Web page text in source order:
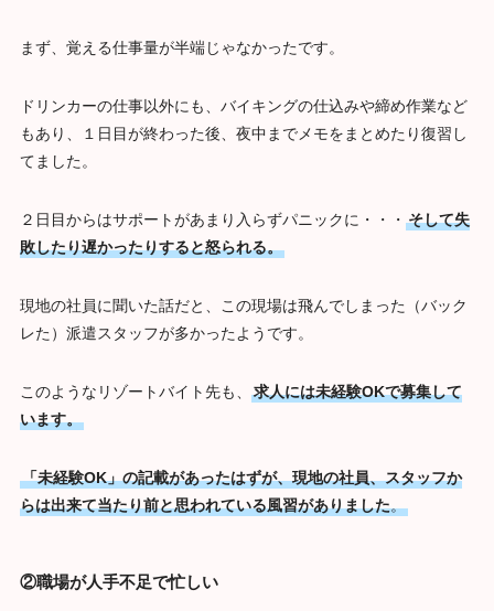
まず、覚える仕事量が半端じゃなかったです。
ドリンカーの仕事以外にも、バイキングの仕込みや締め作業など
もあり、１日目が終わった後、夜中までメモをまとめたり復習し
てました。
２日目からはサポートがあまり入らずパニックに・・・ そして失
敗したり遅かったりすると怒られる。
現地の社員に聞いた話だと、この現場は飛んでしまった（バック
レた）派遣スタッフが多かったようです。
このようなリゾートバイト先も、
求人には未経験OKで募集して
います。
「未経験OK」の記載があったはずが、現地の社員、スタッフか
らは出来て当たり前と思われている風習がありました。
②職場が人手不足で忙しい